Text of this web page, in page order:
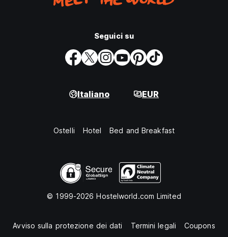
Seguici su
Italiano EUR
Ostelli Hotel Bed and Breakfast
© 1999-2026 Hostelworld.com Limited
Avviso sulla protezione dei dati Termini legali Coupons